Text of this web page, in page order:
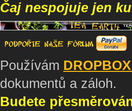
Čaj nespojuje jen
Používám
dokumentů a záloh.
Budete